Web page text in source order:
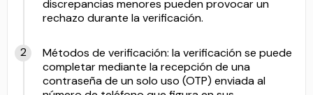
discrepancias menores pueden provocar un
rechazo durante la verificación.
Métodos de verificación: la verificación se puede
completar mediante la recepción de una
contraseña de un solo uso (OTP) enviada al